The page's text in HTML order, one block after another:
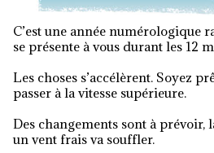
C’est une année numérologique rapide et bénéfique qui
se présente à vous durant les 12
Les choses s’accélèrent. Soyez
passer à la vitesse supérieure.
Des changements sont à prévoir,
un vent frais va souffler.